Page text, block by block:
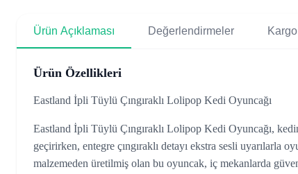
Ürün Açıklaması Değerlendirmeler
Ürün Özellikleri
Eastland İpli Tüylü Çıngıraklı Lolipop Kedi Oyuncağı
Eastland İpli Tüylü Çıngıraklı Lolipop Kedi Oyuncağı,
geçirirken, entegre çıngıraklı detayı ekstra sesli
malzemeden üretilmiş olan bu oyuncak, iç mekanlarda